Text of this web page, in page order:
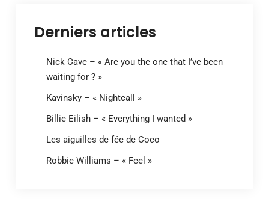
Derniers articles
Nick Cave – « Are you the one that I’ve been
waiting for ? »
Kavinsky – « Nightcall »
Billie Eilish – « Everything I wanted »
Les aiguilles de fée de Coco
Robbie Williams – « Feel »